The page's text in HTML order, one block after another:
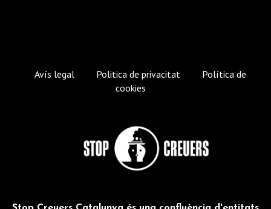
Avís legal Politica de privacitat
Política de
cookies